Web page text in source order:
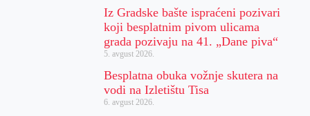
Iz Gradske bašte ispraćeni pozivari
koji besplatnim pivom ulicama
grada pozivaju na 41. „Dane piva“
5. avgust 2026.
Besplatna obuka vožnje skutera na
vodi na Izletištu Tisa
6. avgust 2026.